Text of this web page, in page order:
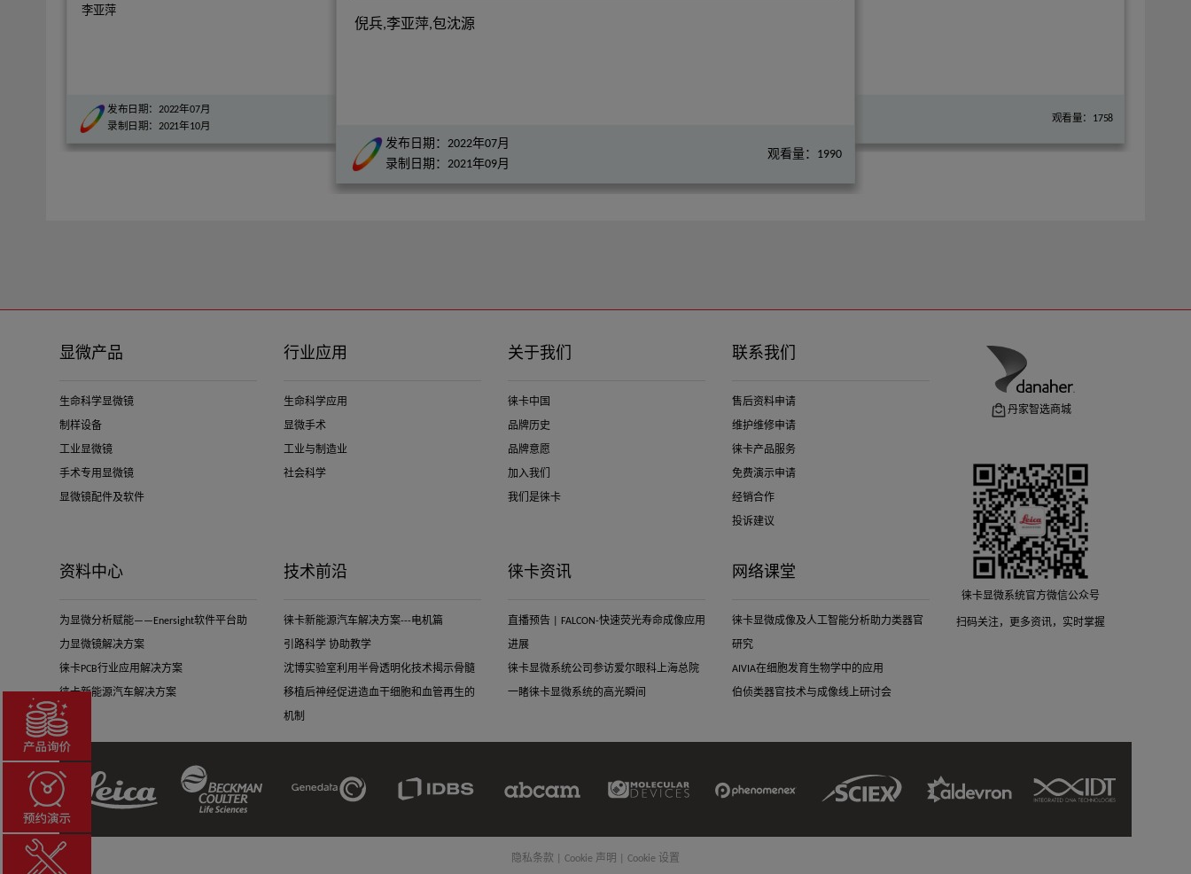
倪兵,李亚萍,包沈源
发布日期：2022年07月
录制日期：2021年09月
观看量：1990
观看量：1758
李亚萍
发布日期：2022年07月
录制日期：2021年10月
显微产品
生命科学显微镜
制样设备
工业显微镜
手术专用显微镜
显微镜配件及软件
行业应用
生命科学应用
显微手术
工业与制造业
社会科学
关于我们
徕卡中国
品牌历史
品牌意愿
加入我们
我们是徕卡
联系我们
售后资料申请
维护维修申请
徕卡产品服务
免费演示申请
经销合作
投诉建议
资料中心
为显微分析赋能——Enersight软件平台助
力显微镜解决方案
徕卡PCB行业应用解决方案
徕卡新能源汽车解决方案
技术前沿
徕卡新能源汽车解决方案---电机篇
引路科学 协助教学
沈博实验室利用半骨透明化技术揭示骨髓
移植后神经促进造血干细胞和血管再生的
机制
徕卡资讯
直播预告 | FALCON-快速荧光寿命成像应用
进展
徕卡显微系统公司参访爱尔眼科上海总院
一睹徕卡显微系统的高光瞬间
网络课堂
徕卡显微成像及人工智能分析助力类器官
研究
AIVIA在细胞发育生物学中的应用
伯侦类器官技术与成像线上研讨会
丹家智选商城
徕卡显微系统官方微信公众号
扫码关注，更多资讯，实时掌握
Leica
Link
Beckman
Coulter
Genedata
IDBS
Abcam
Molecular
Link
Phenomenex
Sciex
Link
Aldevron
IDT
隐私条款 Cookie 声明 Cookie 设置